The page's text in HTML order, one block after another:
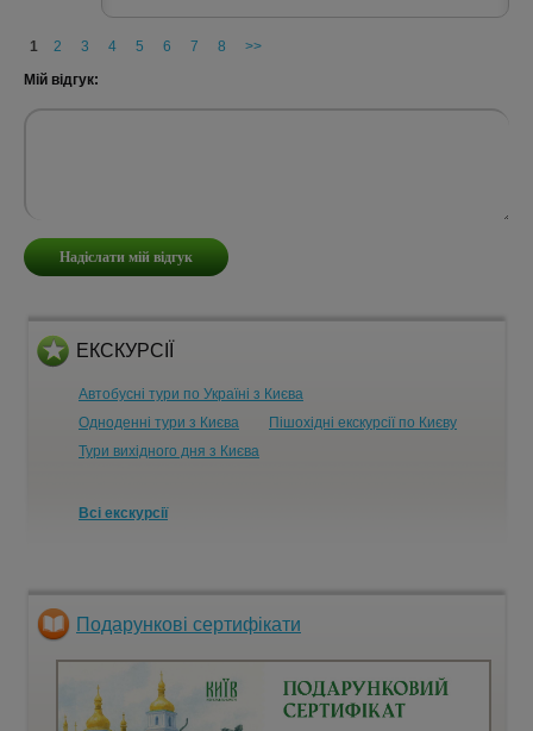
1 2 3 4 5 6 7 8
>>
Мій відгук:
ЕКСКУРСІЇ
Автобусні тури по Україні з Києва
Одноденні тури з Києва
Пішохідні екскурсії по Києву
Тури вихідного дня з Києва
Всі екскурсії
Подарункові сертифікати